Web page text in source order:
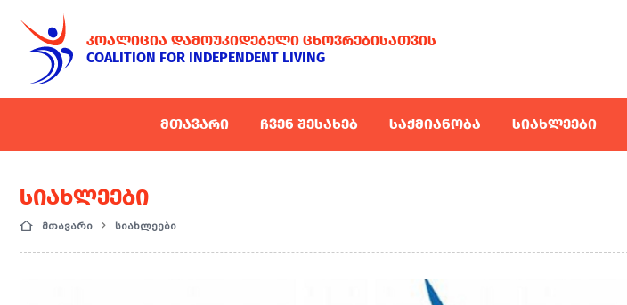
ᲙᲝᲐᲚᲘᲪᲘᲐ ᲓᲐᲛᲝᲣᲙᲘᲓᲔᲑᲔᲚᲘ ᲪᲮᲝᲕᲠᲔᲑᲘᲡᲐᲗᲕᲘᲡ
COALITION FOR INDEPENDENT LIVING
ᲛᲗᲐᲕᲐᲠᲘ ᲩᲕᲔᲜ ᲨᲔᲡᲐᲮᲔᲑ ᲡᲐᲥᲛᲘᲐᲜᲝᲑᲐ ᲡᲘᲐᲮᲚᲔᲔᲑᲘ
ᲡᲘᲐᲮᲚᲔᲔᲑᲘ
მთავარი სიახლეები